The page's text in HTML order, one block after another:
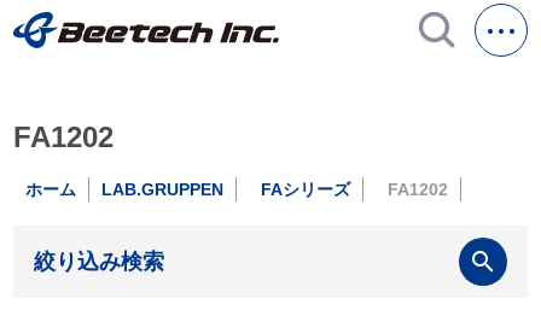
FA1202
ホーム LAB.GRUPPEN FAシリーズ FA1202
絞り込み検索 search